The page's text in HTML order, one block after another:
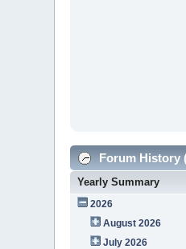
Forum History
Yearly Summary
2026
August 2026
July 2026